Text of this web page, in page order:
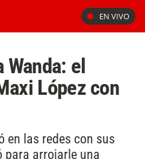
EN VIVO
Wanda: el
López con
en las redes con sus
para arrojarle una